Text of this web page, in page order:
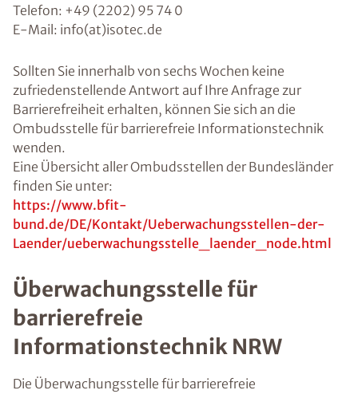
Telefon: +49 (2202) 95 74 0
E-Mail: info(at)isotec.de
Sollten Sie innerhalb von sechs Wochen keine
zufriedenstellende Antwort auf Ihre Anfrage zur
Barrierefreiheit erhalten, können Sie sich an die
Ombudsstelle für barrierefreie Informationstechnik
wenden.
Eine Übersicht aller Ombudsstellen der Bundesländer
finden Sie unter:
https://www.bfit-
bund.de/DE/Kontakt/Ueberwachungsstellen-der-
Laender/ueberwachungsstelle_laender_node.html
Überwachungsstelle für
barrierefreie
Informationstechnik NRW
Die Überwachungsstelle für barrierefreie